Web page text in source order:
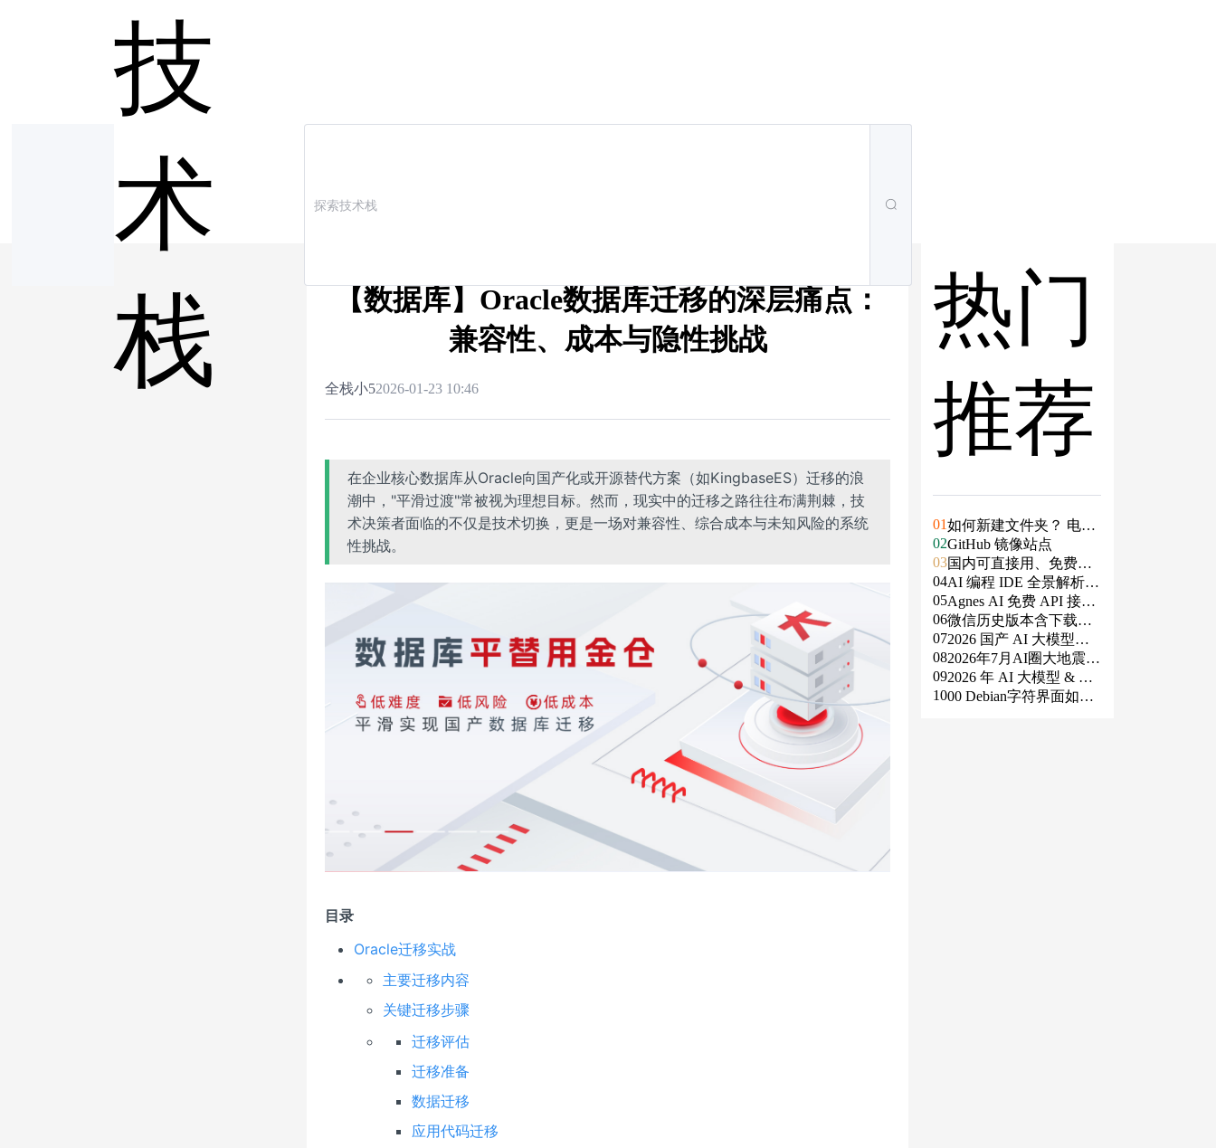
技
术
栈
【数据库】Oracle数据库迁移的深层痛点：
兼容性、成本与隐性挑战
全栈小52026-01-23 10:46
在企业核心数据库从Oracle向国产化或开源替代方案（如KingbaseES）迁移的浪
潮中，"平滑过渡"常被视为理想目标。然而，现实中的迁移之路往往布满荆棘，技
术决策者面临的不仅是技术切换，更是一场对兼容性、综合成本与未知风险的系统
性挑战。
目录
Oracle迁移实战
主要迁移内容
关键迁移步骤
迁移评估
迁移准备
数据迁移
应用代码迁移
热门
推荐
01如何新建文件夹？ 电脑
新建文件夹的4种方法
02GitHub 镜像站点
03国内可直接用、免费额
度/永久免费的大模型AP
I清单（含 SiliconFlow、
火山、阿里、智谱、百
度、Kimi、DeepSeek、
DMXAPI 等）
04AI 编程 IDE 全景解析 2
026：Agent 全面接管开
发链路
05Agnes AI 免费 API 接入
指南：文本、生图、生
视频，一套接口全免费
06微信历史版本含下载地
址（ Windows PC | 安卓
| MAC ）及设置微信不
更新
072026 国产 AI 大模型横
评：DeepSeek、通义千
问、Kimi、文心一言、
星火、豆包谁更能打？
082026年7月AI圈大地震：
GPT-5.6被政府限制、Cl
aude入驻Slack、Anthrop
092026 年 AI 大模型 & AI
编程工具实战全总结
1000 Debian字符界面如何